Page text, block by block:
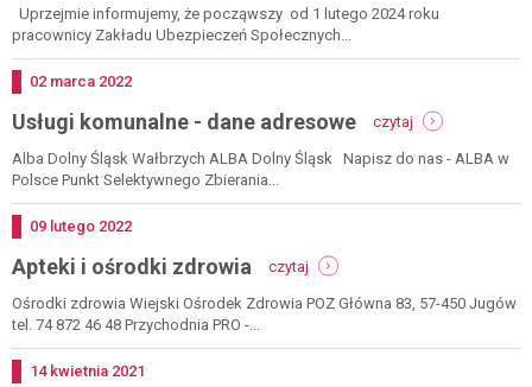
komunikat
dot.
dyżuru
pracowników
zakładu
ubezpieczeń
Uprzejmie informujemy, że począwszy od 1 lutego 2024 roku
pracownicy Zakładu Ubezpieczeń Społecznych...
Dodano
02 marca 2022
Usługi komunalne - dane adresowe czytaj
usługi
komunalne
Alba Dolny Śląsk Wałbrzych ALBA Dolny Śląsk Napisz do nas - ALBA w
Polsce Punkt Selektywnego Zbierania...
Dodano
09 lutego 2022
Apteki i ośrodki zdrowia czytaj
apteki
i
Ośrodki zdrowia Wiejski Ośrodek Zdrowia POZ Główna 83, 57-450 Jugów
tel. 74 872 46 48 Przychodnia PRO -...
Dodano
14 kwietnia 2021